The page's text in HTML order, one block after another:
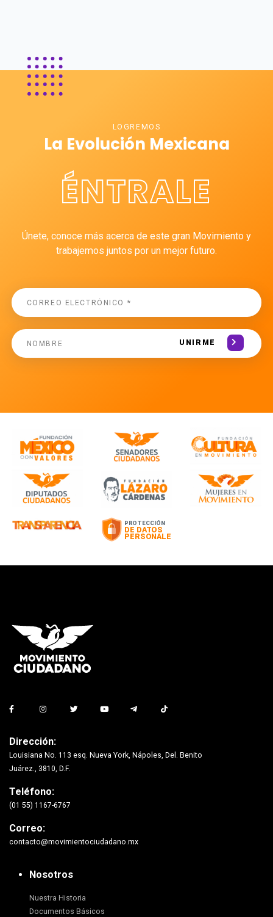
LOGREMOS
La Evolución Mexicana
ÉNTRALE
Únete, conoce más acerca de este gran Movimiento y
trabajemos juntos por un mejor futuro.
UNIRME
Dirección:
Louisiana No. 113 esq. Nueva York, Nápoles, Del. Benito
Juárez., 3810, D.F.
Teléfono:
(01 55) 1167-6767
Correo:
contacto@movimientociudadano.mx
Nosotros
Nuestra Historia
Documentos Básicos